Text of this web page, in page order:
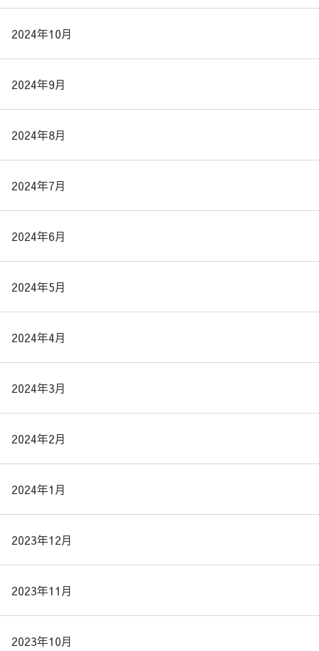
2024年10月
2024年9月
2024年8月
2024年7月
2024年6月
2024年5月
2024年4月
2024年3月
2024年2月
2024年1月
2023年12月
2023年11月
2023年10月